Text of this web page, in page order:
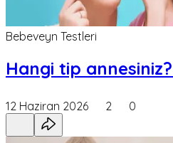
Bebeveyn Testleri
Hangi tip
12 Haziran 2026 2 0